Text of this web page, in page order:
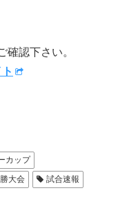
認下さい。
カップ
大会 試合速報